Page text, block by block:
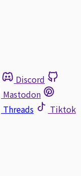
Discord
Mastodon
Threads
Tiktok